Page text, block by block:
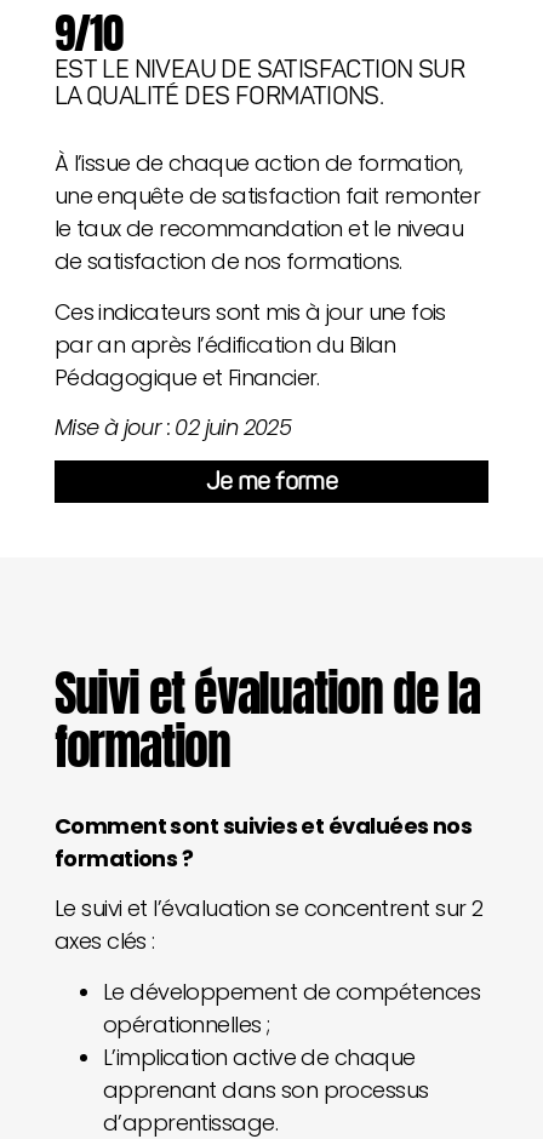
9/10
EST LE NIVEAU DE SATISFACTION SUR
LA QUALITÉ DES FORMATIONS.
À l’issue de chaque action de formation,
une enquête de satisfaction fait remonter
le taux de recommandation et le niveau
de satisfaction de nos formations.
Ces indicateurssont mis à jour une fois
par an après l’édification du Bilan
Pédagogique et Financier.
Mise à jour : 02 juin 2025
Je me forme
Suivi et évaluation de la
formation
Comment sont suivies et évaluées nos
formations ?
Le suivi et l’évaluation se concentrent sur 2
axes clés :
Le développement de compétences
opérationnelles ;
L’implication active de chaque
apprenant dans son processus
d’apprentissage.